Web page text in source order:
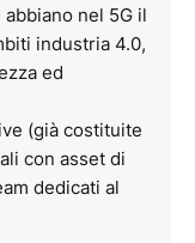
nel 5G il
industria 4.0,
ed
(già costituite
con asset di
dedicati al